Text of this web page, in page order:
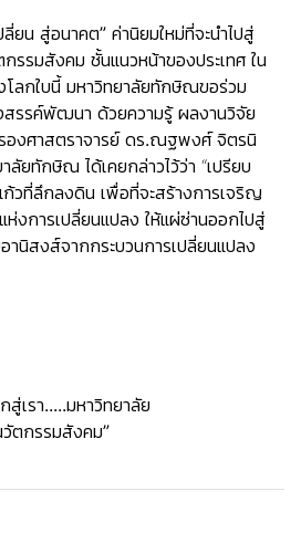
ยน สู่อนาคต” ค่านิยมใหม่ที่จะนำไปสู่
รรมสังคม ชั้นแนวหน้าของประเทศ ใน
โลกใบนี้ มหาวิทยาลัยทักษิณขอร่วม
สรรค์พัฒนา ด้วยความรู้ ผลงานวิจัย
องศาสตราจารย์ ดร.ณฐพงศ์ จิตรนิ
ยทักษิณ ได้เคยกล่าวไว้ว่า “เปรียบ
ก้วที่ลึกลงดิน เพื่อที่จะสร้างการเจริญ
งการเปลี่ยนแปลง ให้แผ่ซ่านออกไปสู่
านิสงส์จากกระบวนการเปลี่ยนแปลง
สู่เรา.....มหาวิทยาลัย
ตกรรมสังคม”